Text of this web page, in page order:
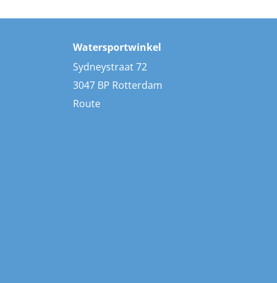
Watersportwinkel
Sydneystraat 72
3047 BP Rotterdam
Route